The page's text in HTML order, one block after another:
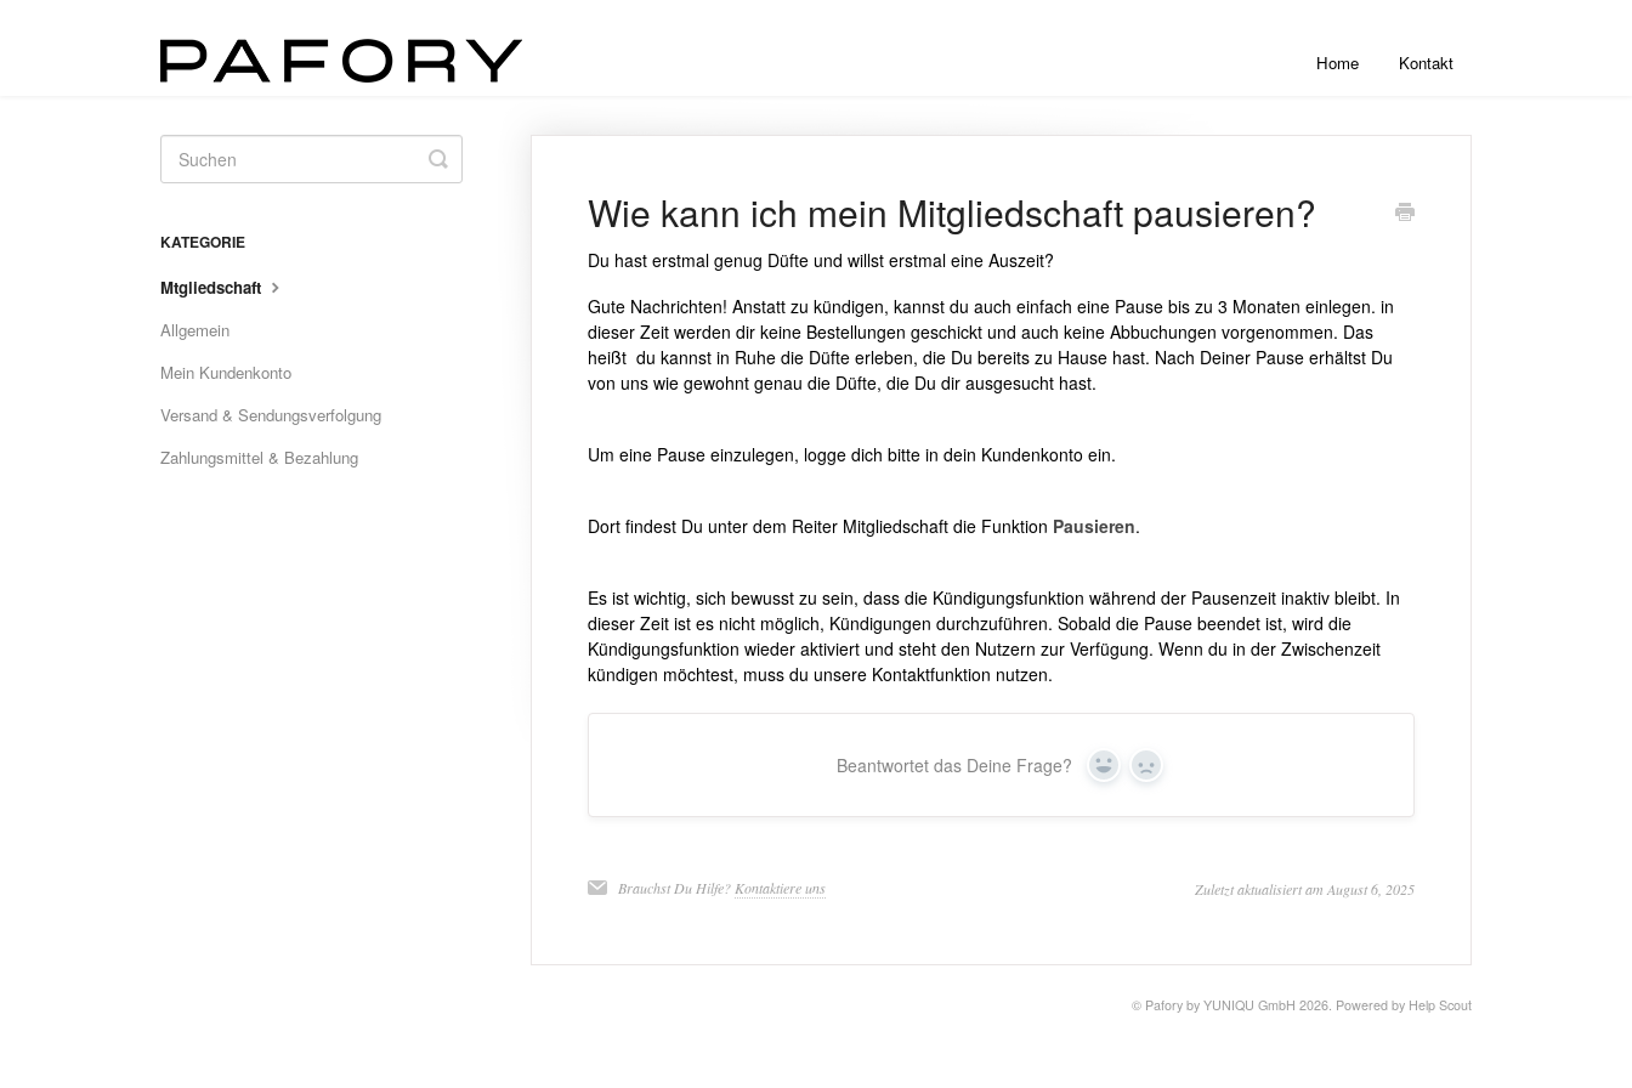
Home Kontakt
Wie kann ich mein Mitgliedschaft pausieren?
Du hast erstmal genug Düfte und willst erstmal eine Auszeit?
Gute Nachrichten! Anstatt zu kündigen, kannst du auch einfach eine Pause bis zu 3 Monaten einlegen. in
dieser Zeit werden dir keine Bestellungen geschickt und auch keine Abbuchungen vorgenommen. Das
heißt du kannst in Ruhe die Düfte erleben, die Du bereits zu Hause hast. Nach Deiner Pause erhältst Du
von uns wie gewohnt genau die Düfte, die Du dir ausgesucht hast.
Um eine Pause einzulegen, logge dich bitte in dein Kundenkonto ein.
Dort findest Du unter dem Reiter Mitgliedschaft die Funktion Pausieren.
Es ist wichtig, sich bewusst zu sein, dass die Kündigungsfunktion während der Pausenzeit inaktiv bleibt. In
dieser Zeit ist es nicht möglich, Kündigungen durchzuführen. Sobald die Pause beendet ist, wird die
Kündigungsfunktion wieder aktiviert und steht den Nutzern zur Verfügung. Wenn du in der Zwischenzeit
kündigen möchtest, muss du unsere Kontaktfunktion nutzen.
Beantwortet das Deine Frage? Yes No
Brauchst Du Hilfe? Kontaktiere uns Zuletzt aktualisiert am August 6, 2025
Toggle
Search
KATEGORIE
Mtgliedschaft
Allgemein
Mein Kundenkonto
Versand & Sendungsverfolgung
Zahlungsmittel & Bezahlung
© Pafory by YUNIQU GmbH 2026. Powered by Help Scout